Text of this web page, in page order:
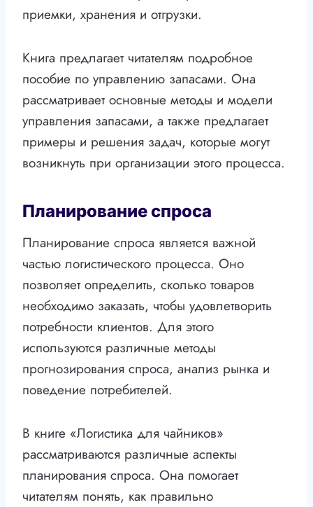
приемки, хранения и отгрузки.
Книга предлагает читателям подробное
пособие по управлению запасами. Она
рассматривает основные методы и модели
управления запасами, а также предлагает
примеры и решения задач, которые могут
возникнуть при организации этого процесса.
Планирование спроса
Планирование спроса является важной
частью логистического процесса. Оно
позволяет определить, сколько товаров
необходимо заказать, чтобы удовлетворить
потребности клиентов. Для этого
используются различные методы
прогнозирования спроса, анализ рынка и
поведение потребителей.
В книге «Логистика для чайников»
рассматриваются различные аспекты
планирования спроса. Она помогает
читателям понять, как правильно